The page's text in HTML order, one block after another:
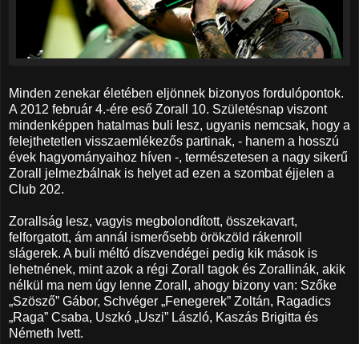
Minden zenekar életében eljönnek bizonyos fordulópontok.
A 2012 február 4.-ére eső Zorall 10. Születésnap viszont
mindenképpen hatalmas buli lesz, ugyanis nemcsak, hogy a
felejthetetlen visszaemlékezős partinak, - hanem a hosszú
évek hagyományaihoz híven -, természetesen a nagy sikerű
Zorall jelmezbálnak is helyet ad ezen a szombat éjjelen a
Club 202.
Zorallság lesz, vagyis megbolondított, összekavart,
felforgatott, ám annál ismerősebb örökzöld rákenroll
slágerek. A buli méltó díszvendégei pedig kik mások is
lehetnének, mint azok a régi Zorall tagok és Zorallinák, akik
nélkül ma nem úgy lenne Zorall, ahogy bizony van: Szőke
„Szösző” Gábor, Schvéger „Fenegerek” Zoltán, Ragadics
„Raga” Csaba, Uszkó „Uszi” László, Kaszás Brigitta és
Németh Ivett.